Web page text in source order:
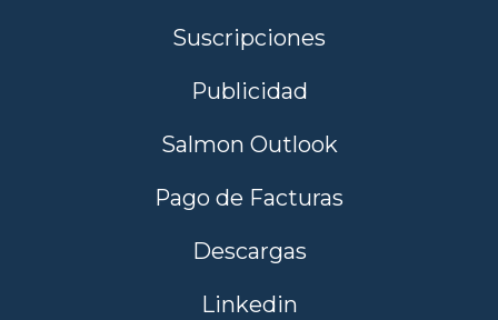
Suscripciones
Publicidad
Salmon Outlook
Pago de Facturas
Descargas
Linkedin